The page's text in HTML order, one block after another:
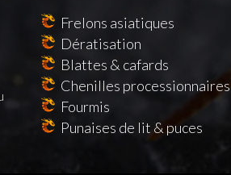
Frelons asiatiques
Dératisation
Blattes & cafards
Chenilles processionnaires
Fourmis
Punaises de lit & puces